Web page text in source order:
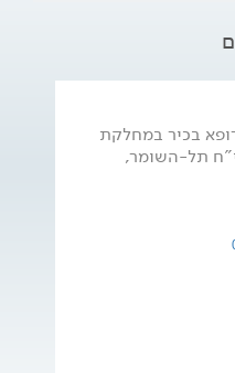
בכיר במחלקת
תל-השומר,